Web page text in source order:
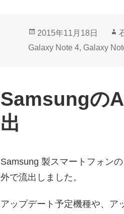
投
稿
2015年11月18日
Galaxy Note 4, Galaxy
Samsungの
出
Samsung 製スマートフォン
外で流出しました。
アップデート予定機種や、ア